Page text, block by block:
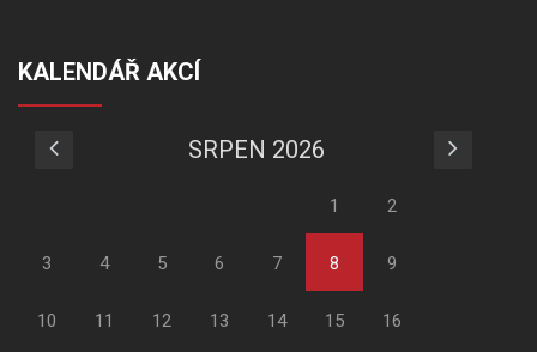
KALENDÁŘ AKCÍ
SRPEN 2026
1 2
3 4 5 6 7 8 9
10 11 12 13 14 15 16